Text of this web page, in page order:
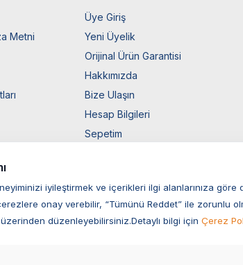
Metni
Metni
Üye Giriş
Yeni Üyelik
Orijinal Ürün Garantisi
Hakkımızda
Bize Ulaşın
Hesap Bilgileri
Sepetim
iyileştirmek ve içerikleri ilgi alanlarınıza
onay verebilir, “Tümünü Reddet” ile zorunlu
düzenleyebilirsiniz.Detaylı bilgi için Çerez